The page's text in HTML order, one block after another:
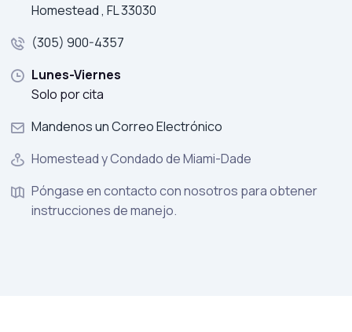
Homestead , FL 33030
(305) 900-4357
Lunes-Viernes
Solo por cita
Mandenos un Correo Electrónico
Homestead y Condado de Miami-Dade
Póngase en contacto con nosotros para obtener
instrucciones de manejo.